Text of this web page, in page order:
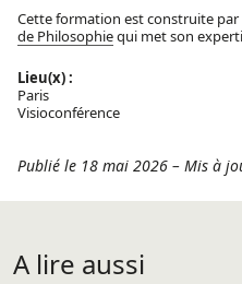
Cette formation est construite par
de Philosophiequi met son
Lieu(x) :
Paris
Visioconférence
Publié le 18 mai 2026 – Mis à
A lire aussi